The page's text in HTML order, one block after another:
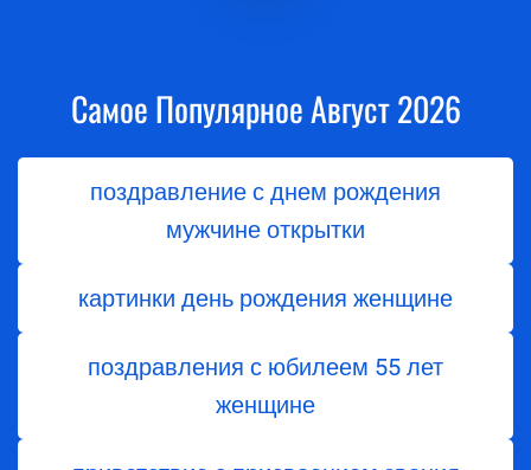
Самое Популярное Август 2026
поздравление с днем рождения
мужчине открытки
картинки день рождения женщине
поздравления с юбилеем 55 лет
женщине